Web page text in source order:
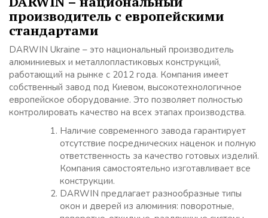
производитель с европейскими
стандартами
DARWIN Ukraine – это национальный производитель
алюминиевых и металлопластиковых конструкций,
работающий на рынке с 2012 года. Компания имеет
собственный завод под Киевом, высокотехнологичное
европейское оборудование. Это позволяет полностью
контролировать качество на всех этапах производства.
Наличие современного завода гарантирует
отсутствие посреднических наценок и полную
ответственность за качество готовых изделий.
Компания самостоятельно изготавливает все
конструкции.
DARWIN предлагает разнообразные типы
окон и дверей из алюминия: поворотные,